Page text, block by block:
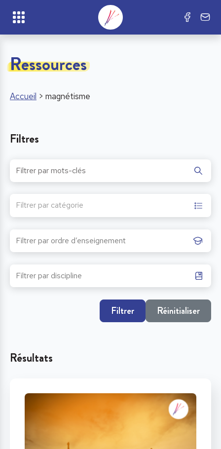
Ressources
Accueil > magnétisme
Filtres
Filtrer par catégorie
Filtrer Réinitialiser
Résultats